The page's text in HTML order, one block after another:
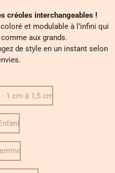
créoles interchangeables !
et modulable à l’infini qui
aux grands.
de style en un instant selon
1 cm à 1,5 cm